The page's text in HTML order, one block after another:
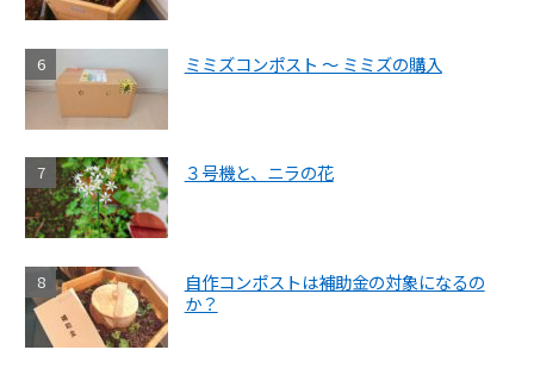
ミミズコンポスト ～ ミミズの購入
３号機と、ニラの花
自作コンポストは補助金の対象になるの
か？